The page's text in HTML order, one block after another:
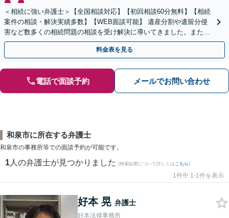
＜相続に強い弁護士＞【全国相談対応】【初回相談60分無料】【相続
案件の相談・解決実績多数】【WEB面談可能】 遺産分割や遺留分侵
害など数多くの相続問題の相談を受け解決に導いてきました。また、
過去に１００件超の遺言作成のお手伝いをしました。
料金表を見る
電話で面談予約 メールでお問い合わせ
和泉市に所在する弁護士
和泉市の事務所等での面談予約が可能です。
1 人の弁護士が見つかりました (検索結果について詳しくは こちら)
1件中 1-1件を表示
好本 晃 弁護士
好本法律事務所